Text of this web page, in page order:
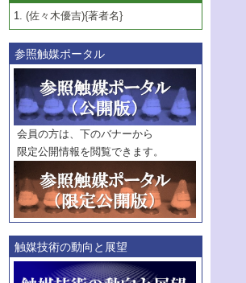
1. (佐々木優吉){著者名}
参照触媒ポータル
会員の方は、下のバナーから
限定公開情報を閲覧できます。
触媒技術の動向と展望